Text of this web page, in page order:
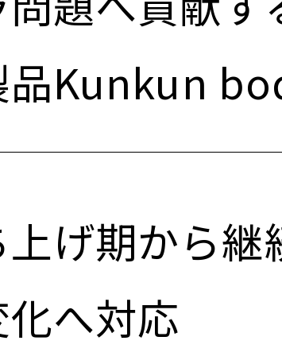
品Kunkun
げ期から継
へ対応